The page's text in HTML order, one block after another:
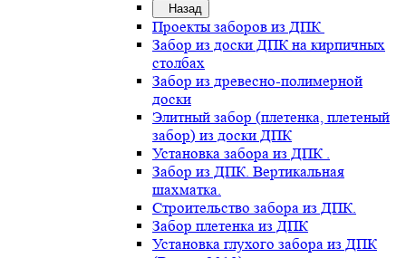
Назад
Проекты заборов из ДПК
Забор из доски ДПК на кирпичных
столбах
Забор из древесно-полимерной
доски
Элитный забор (плетенка, плетеный
забор) из доски ДПК
Установка забора из ДПК .
Забор из ДПК. Вертикальная
шахматка.
Строительство забора из ДПК.
Забор плетенка из ДПК
Установка глухого забора из ДПК